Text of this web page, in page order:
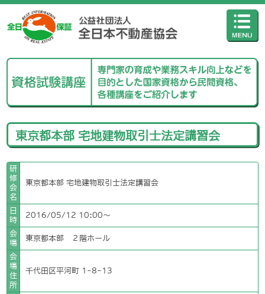
東京都本部 宅地建物取引士法定講習会
研
修
会
名
東京都本部 宅地建物取引士法定講習会
日
時
2016/05/12 10:00〜
会
場
東京都本部 ２階ホール
会
場
住
所
千代田区平河町 1-8-13